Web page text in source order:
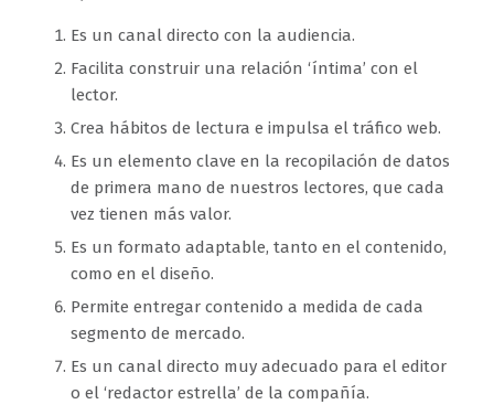
Es un canal directo con la audiencia.
Facilita construir una relación ‘íntima’ con el
lector.
Crea hábitos de lectura e impulsa el tráfico web.
Es un elemento clave en la recopilación de datos
de primera mano de nuestros lectores, que cada
vez tienen más valor.
Es un formato adaptable, tanto en el contenido,
como en el diseño.
Permite entregar contenido a medida de cada
segmento de mercado.
Es un canal directo muy adecuado para el editor
o el ‘redactor estrella’ de la compañía.